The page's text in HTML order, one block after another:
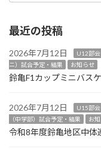
最近の投稿
2026年7月12日 U12部会
ニ）試合予定・結果
お知らせ
鈴亀F1カップミニバス
2026年7月12日 U15部会
（中学部）試合予定・結果
お
令和8年度鈴亀地区中体